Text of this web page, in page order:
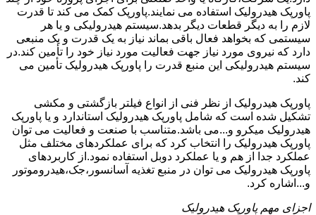
پاورپک هیدرولیک استفاده می نمایند.پاورپک کمک می کند تا قدرت
لازم را به دیگر قطعات دیگر بدهد.سیستم هیدرولیکی و یا هر
سیستمی که بخواهد فعال باقی بماند نیاز به یک قدرت و یک منبعی
دارد که نیروی مورد نیاز جهت فعالیت مورد نیاز خود را تأمین کند.در
سیستم هیدرولیکی این منبع قدرت را پاورپک هیدرولیک تأمین می
کند.
پاورپک هیدرولیک از نظر فنی از انواع فیلتر بازگشتی و مکشی
تشکیل شده است که شامل پاورپک هیدرولیک استاندارد و یا پاورپک
هیدرولیک میکرو و...می باشد.متناسب با صنعت و فعالیت می توان
پاورپک هیدرولیک را انتخاب کرد که برای عملکردهای مختلف مثل
عملکرد جدا از هم و یا عملکرد دوبل استفاده نمود.از کاربردهای
پاورپک هیدرولیک می توان در منبع تغذیه آسانسور،جک،هیدروموتور
و...اشاره کرد.
اجزای مهم پاورپک هیدرولیک